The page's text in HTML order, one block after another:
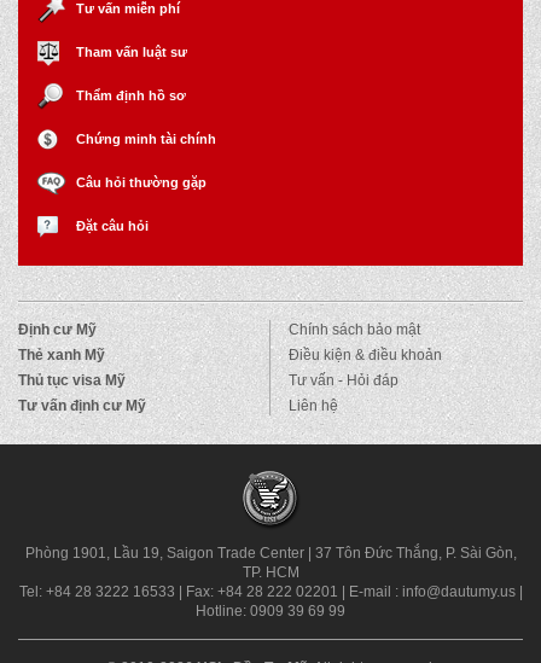
Tư vấn miễn phí
Tham vấn luật sư
Thẩm định hồ sơ
Chứng minh tài chính
Câu hỏi thường gặp
Đặt câu hỏi
Định cư Mỹ
Thẻ xanh Mỹ
Thủ tục visa Mỹ
Tư vấn định cư Mỹ
Chính sách bảo mật
Điều kiện & điều khoản
Tư vấn - Hỏi đáp
Liên hệ
Phòng 1901, Lầu 19, Saigon Trade Center
37 Tôn Đức Thắng, P. Sài Gòn,
TP. HCM
Tel: +84 28 3222 16533
Fax: +84 28 222 02201 E-mail : info@dautumy.us|
Hotline: 0909 39 69 99